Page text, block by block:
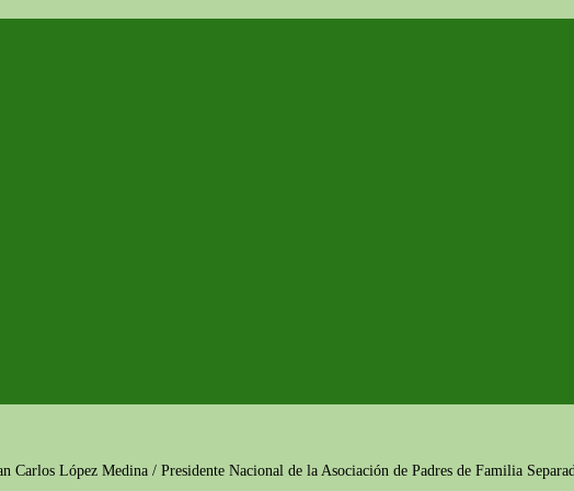
López Medina / Presidente Nacional de la Asociación de Padres de Familia